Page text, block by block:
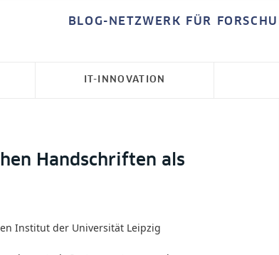
BLOG-NETZWERK FÜR
IT-INNOVATION
Handschriften als
Institut der Universität Leipzig